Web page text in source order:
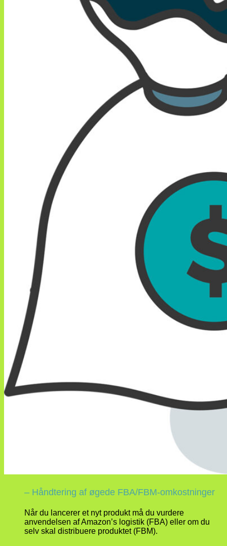
– Håndtering af øgede FBA/FBM-omkostninger
Når du lancerer et nyt produkt må du vurdere
anvendelsen af Amazon’s logistik (FBA) eller om du
selv skal distribuere produktet (FBM).